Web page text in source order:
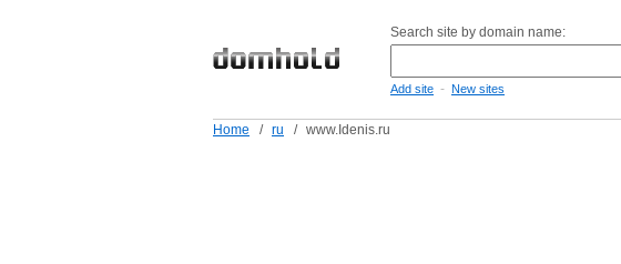
Search site by domain name:
Add site - New sites
Home / ru / www.Idenis.ru